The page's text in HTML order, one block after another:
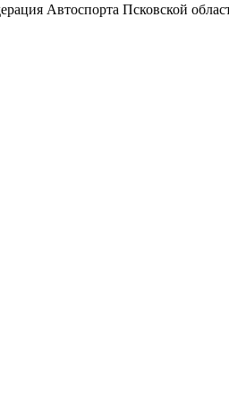
Автоспорта Псковской